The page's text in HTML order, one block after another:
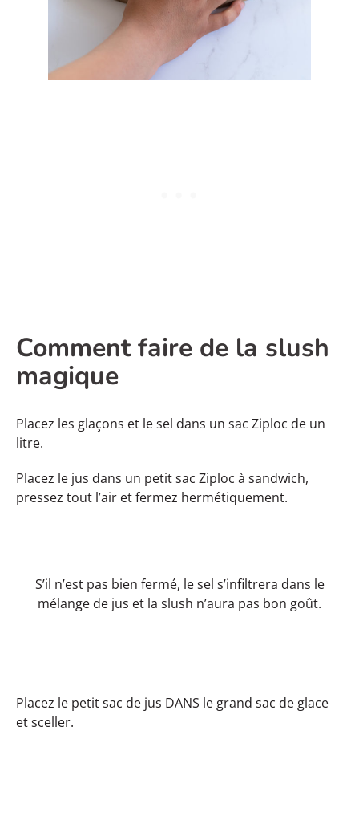
Comment faire de la slush
magique
Placez les glaçons et le sel dans un sac Ziploc de un
litre.
Placez le jus dans un petit sac Ziploc à sandwich,
pressez tout l’air et fermez hermétiquement.
S’il n’est pas bien fermé, le sel s’infiltrera dans le
mélange de jus et la slush n’aura pas bon goût.
Placez le petit sac de jus DANS le grand sac de glace
et sceller.